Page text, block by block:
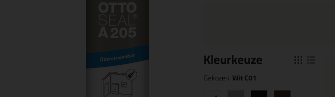
Kleurkeuze
Gekozen:Wit C01